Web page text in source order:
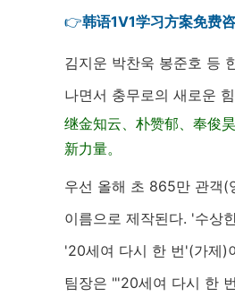
👉韩语1V1学习方案免费
김지운 박찬욱 봉준호 등
나면서 충무로의 새로운
继金知云、朴赞郁、奉俊
新力量。
우선 올해 초 865만 관객(
이름으로 제작된다. '수상
'20세여 다시 한 번'(가제)
팀장은 "'20세여 다시 한